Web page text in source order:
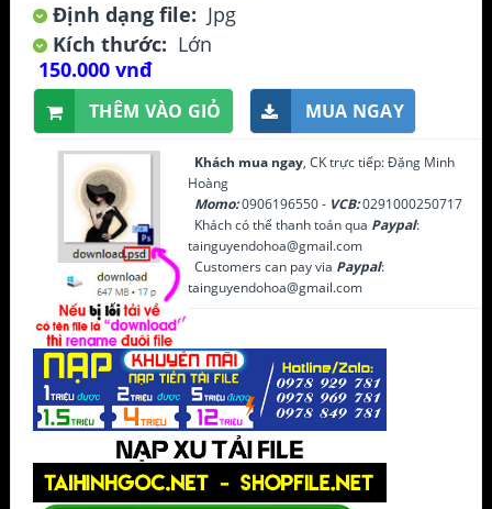
Định dạng file: Jpg
Kích thước: Lớn
150.000 vnđ
THÊM VÀO GIỎ MUA NGAY
Khách mua ngay, CK trực tiếp: Đặng Minh
Hoàng
Momo:0906196550 - VCB:0291000250717
Khách có thể thanh toán qua Paypal:
tainguyendohoa@gmail.com
Customers can pay via Paypal:
tainguyendohoa@gmail.com